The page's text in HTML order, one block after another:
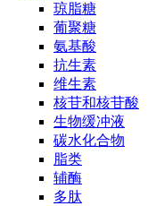
琼脂糖
葡聚糖
氨基酸
抗生素
维生素
核苷和核苷酸
生物缓冲液
碳水化合物
脂类
辅酶
多肽